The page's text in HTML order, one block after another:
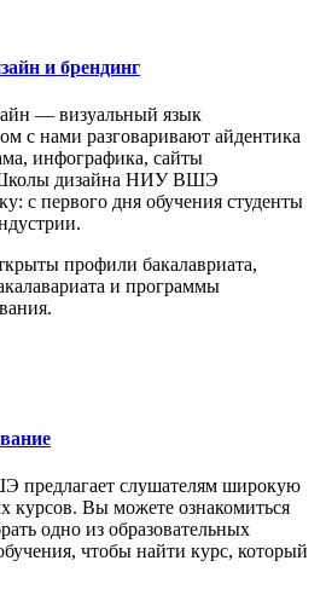
и брендинг
— визуальный язык
с нами разговаривают айдентика
инфографика, сайты
дизайна НИУ ВШЭ
с первого дня обучения студенты
профили бакалавриата,
и программы
слушателям широкую
курсов. Вы можете ознакомиться
одно из образовательных
чтобы найти курс, который